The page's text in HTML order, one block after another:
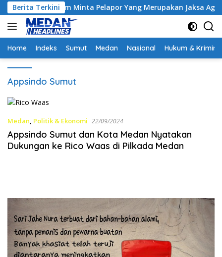
Langsung
ke
konten
Berita Terkini
Hakim Minta Pelapor Yang Merupakan Jaksa Agar
Home Indeks Sumut Medan Nasional Hukum &
Appsindo Sumut
Medan, Politik & Ekonomi 22/09/2024
Appsindo Sumut dan Kota Medan Nyatakan
Dukungan ke Rico Waas di Pilkada Medan